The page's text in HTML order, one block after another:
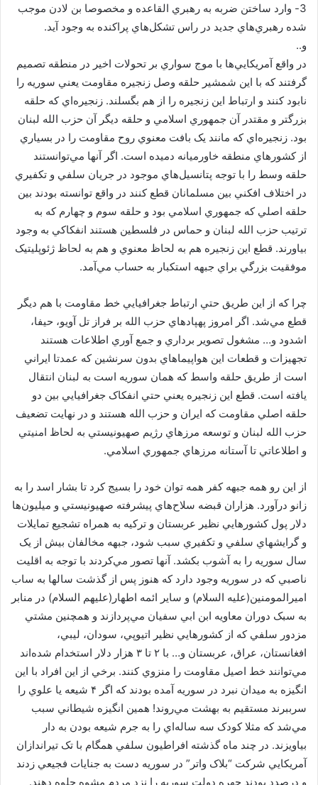
3- وارد ساختن ضربه به رهبري القاعده و مخصوصا بن لادن موجب
شده رهبري‌هاي جديد در راس تشكل‌هاي پراكنده به وجود آيد.
و..
در واقع آمريکايي‌ها با موج سواري بر تحولات اخير در منطقه تصميم
گرفتند که با اين شمشير حلقه وصل زنجيره مقاومت يعني سوريه را
نابود کنند و ارتباط اين زنجيره را از هم بگسلند. زنجيره‌اي که حلقه
بزرگتر و مقتدر آن جمهوري اسلامي و حلقه ديگر آن حزب الله لبنان
بود. زنجيره‌اي که مانند يک بافت معنوي روح مقاومت را در بسياري
از کشورهاي منطقه خاورميانه دميده است. اگر آنها مي‌توانستند
حلقه وسط را با توجه پتانسيل‌هاي موجود در جريان سلفي و تکفيري
در اختلاف افکني بين مسلمانان قطع کنند در واقع توانسته بودند بين
حلقه اصلي که جمهوري اسلامي بود و حلقه سوم و چهارم که به
ترتيب حزب الله لبنان و حماس در فلسطين هستند انفکاکي به وجود
بياورند. قطع اين زنجيره هم به لحاظ معنوي و هم به لحاظ ژئوپليتيک
موفقيت بزرگي براي جبهه استکبار به حساب مي‌آمد.
چرا که از اين طريق حتي ارتباط جغرافيايي خط مقاومت با هم ديگر
قطع مي‌شد. اگر امروز پهپادهاي حزب الله بر فراز تل آويو، حيفا،
اشدود و… مشغول تصوير برداري و جمع آوري اطلاعات هستند
تجهيزات و قطعات اين هواپيماهاي بدون سرنشين که عمدتا ايراني
است از طريق حلقه واسط که همان سوريه است به لبنان انتقال
يافته است. قطع اين زنجيره يعني حتي انفکاک جغرافيايي بين دو
حلقه اصلي مقاومت که ايران و حزب الله هستند و در نهايت تضعيف
حزب الله لبنان و توسعه مرزهاي رژيم صهيونيستي به لحاظ امنيتي
و اطلاعاتي تا آستانه مرزهاي جمهوري اسلامي.
از اين رو همه جبهه کفر همه توان خود را بسيج کرد تا بشار اسد را به
زانو درآورد. هزاران قبضه سلاح‌هاي پيشرفته صهيونيستي و ميليون‌ها
دلار پول کشورهايي نظير عربستان و ترکيه به همراه تشجيع تمايلات
و گرايشهاي سلفي و تکفيري سبب شود، جبهه مخالفان بيش از يک
سال سوريه را به آشوب بکشد. آنها تصور مي‌کردند با توجه به اقليت
ناصبي که در سوريه وجود دارد که هنوز پس از گذشت سالها به ساب
اميرالمومنين(عليه السلام) و ساير ائمه اطهار(عليهم السلام) در منابر
به سبک دوران معاويه ابن ابي سفيان مي‌پردازند و همچنين مشتي
مزدور سلفي که از کشورهايي نظير اتيوپي، سودان، ليبي،
افغانستان، عراق، عربستان و… با ۲ تا ۳ هزار دلار استخدام شده‌اند
مي‌توانند خط اصيل مقاومت را منزوي کنند. برخي از اين افراد با اين
انگيزه به ميدان نبرد در سوريه آمده بودند که اگر ۴ شيعه يا علوي را
سرببرند مستقيم به بهشت مي‌روند! همين انگيزه شيطاني سبب
مي‌شد که مثلا کودک سه ساله‌اي را به جرم شيعه بودن به دار
بياويزند. در چند ماه گذشته افراطيون سلفي همگام با تک تيراندازان
آمريکايي شرکت “بلاک واتر” در سوريه دست به جنايات فجيعي زدند
و درصدد بودند چهره دولت سوريه را نزد مردم مشوه جلوه دهند.